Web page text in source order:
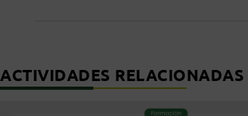
ACTIVIDADES RELACIONADAS